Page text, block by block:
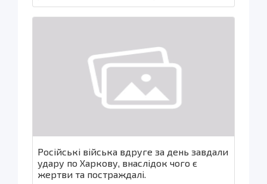
Російські війська вдруге за день завдали
удару по Харкову, внаслідок чого є
жертви та постраждалі.